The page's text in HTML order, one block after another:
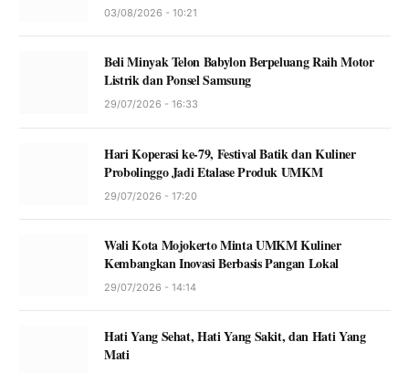
03/08/2026 - 10:21
Beli Minyak Telon Babylon Berpeluang Raih Motor
Listrik dan Ponsel Samsung
29/07/2026 - 16:33
Hari Koperasi ke-79, Festival Batik dan Kuliner
Probolinggo Jadi Etalase Produk UMKM
29/07/2026 - 17:20
Wali Kota Mojokerto Minta UMKM Kuliner
Kembangkan Inovasi Berbasis Pangan Lokal
29/07/2026 - 14:14
Hati Yang Sehat, Hati Yang Sakit, dan Hati Yang
Mati